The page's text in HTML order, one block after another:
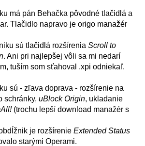
má pán Behačka pôvodné tlačidlá a
Tlačidlo napravo je origo manažér
sú tlačidlá rozšírenia Scroll to
. Ani pri najlepšej vôli sa mi nedarí
tuším som sťahoval .xpi odniekaľ.
sú - zľava doprava - rozšírenie na
schránky, uBlock Origin, ukladanie
(trochu lepší download manažér s
je rozšírenie Extended Status
starými Operami.